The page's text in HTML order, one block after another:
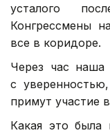
усталого
Конгрессмены
все в коридоре.
Через час наша
с
примут участие
Какая это была